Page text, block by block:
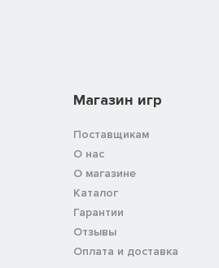
Магазин игр
Поставщикам
О нас
О магазине
Каталог
Гарантии
Отзывы
Оплата и доставка